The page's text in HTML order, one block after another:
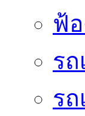
ฟ้
รถ
ร